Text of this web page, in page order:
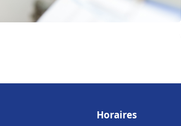
Horaires